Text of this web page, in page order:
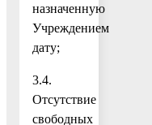
назначенную
Учреждением
дату;
3.4.
Отсутствие
свободных